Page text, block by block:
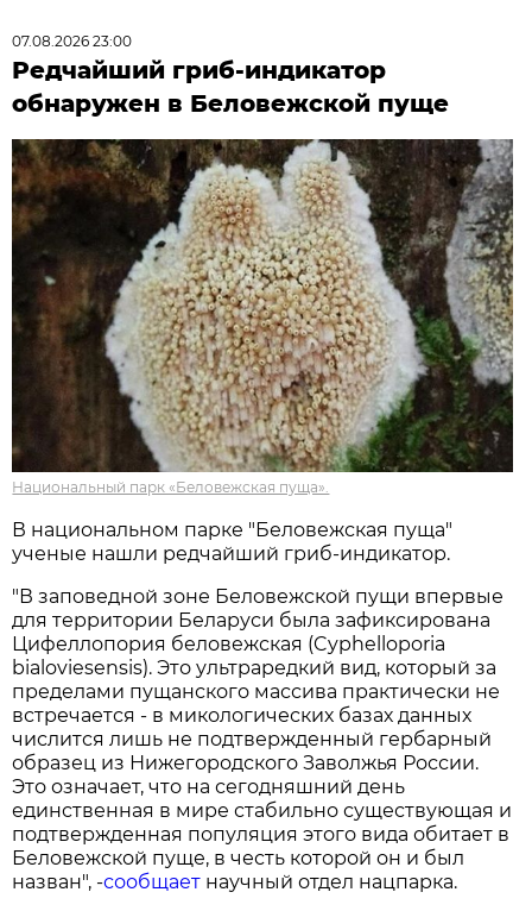
07.08.2026 23:00
Редчайший гриб-индикатор
обнаружен в Беловежской пуще
Национальный парк «Беловежская пуща».
В национальном парке "Беловежская пуща"
ученые нашли редчайший гриб-индикатор.
"В заповедной зоне Беловежской пущи впервые
для территории Беларуси была зафиксирована
Цифеллопория беловежская (Cyphelloporia
bialoviesensis). Это ультраредкий вид, который за
пределами пущанского массива практически не
встречается - в микологических базах данных
числится лишь не подтвержденный гербарный
образец из Нижегородского Заволжья России.
Это означает, что на сегодняшний день
единственная в мире стабильно существующая и
подтвержденная популяция этого вида обитает в
Беловежской пуще, в честь которой он и был
назван", -сообщает научный отдел нацпарка.